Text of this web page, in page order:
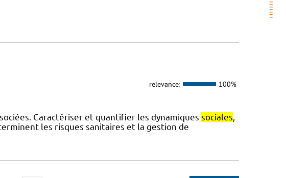
relevance: 100%
Caractériser et quantifier les dynamiques sociales,
les risques sanitaires et la gestion de